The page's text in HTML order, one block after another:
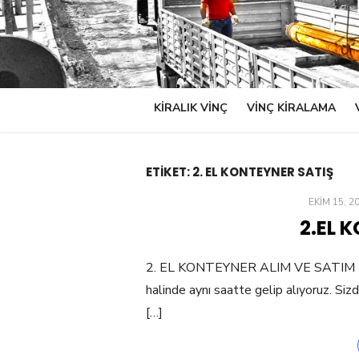
KİRALIK VİNÇ VINÇ KIRALAMA
ETIKET:2. EL KONTEYNER SATIŞ
POSTED
EKIM 15,
2.EL
2. EL KONTEYNER ALIM VE SATIM
halinde aynı saatte gelip alıyoruz.
[…]